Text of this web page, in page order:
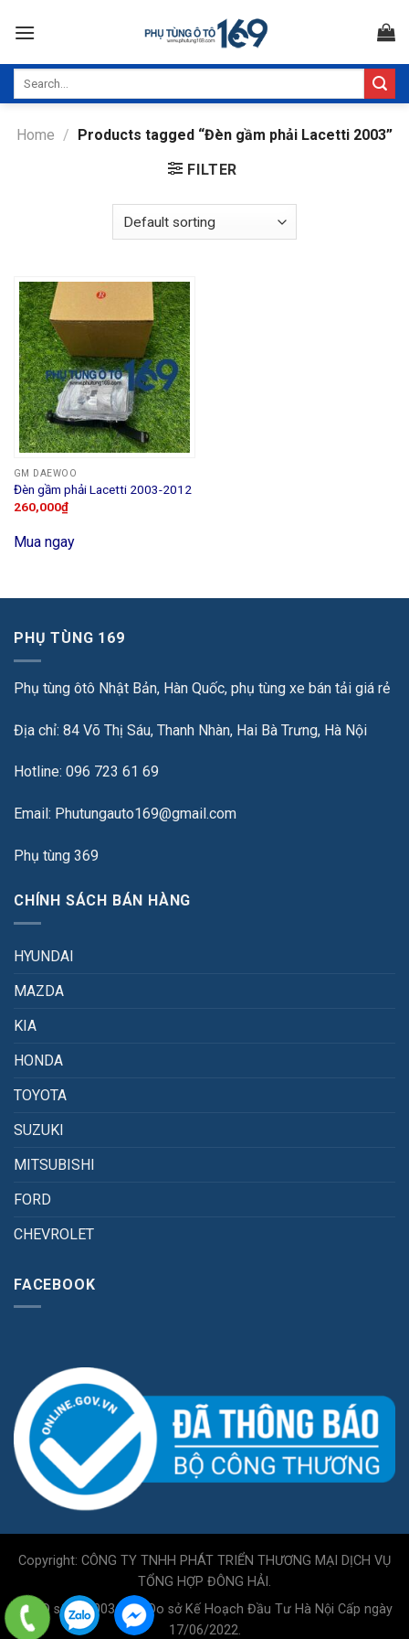
Home / Products tagged “Đèn gầm phải Lacetti 2003”
FILTER
GM DAEWOO
Đèn gầm phải Lacetti 2003-2012
260,000₫
Mua ngay
PHỤ TÙNG 169
Phụ tùng ôtô Nhật Bản, Hàn Quốc, phụ tùng xe bán tải giá rẻ
Địa chỉ: 84 Võ Thị Sáu, Thanh Nhàn, Hai Bà Trưng, Hà Nội
Hotline: 096 723 61 69
Email: Phutungauto169@gmail.com
Phụ tùng 369
CHÍNH SÁCH BÁN HÀNG
HYUNDAI
MAZDA
KIA
HONDA
TOYOTA
SUZUKI
MITSUBISHI
FORD
CHEVROLET
FACEBOOK
Copyright: CÔNG TY TNHH PHÁT TRIỂN THƯƠNG MẠI DỊCH VỤ
TỔNG HỢP ĐÔNG HẢI.
GPKD số 0110034717 Do sở Kế Hoạch Đầu Tư Hà Nội Cấp ngày
17/06/2022.